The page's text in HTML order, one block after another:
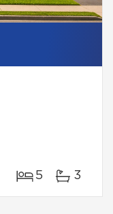
5 3